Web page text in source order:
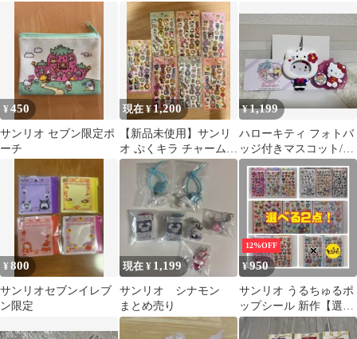
ミ7
¥450
サンリオ セブン限定ポ
ーチ
現在 ¥1,200
【新品未使用】サンリ
オ ぷくキラ チャームシ
ール 7点セット
¥1,199
ハローキティ フォトバ
ッジ付きマスコット/ラ
バマスグミ7
¥800
サンリオセブンイレブ
ン限定
現在 ¥ 1,199
サンリオ シナモン
まとめ売り
12%OFF
¥950
サンリオ うるちゅるポ
ップシール 新作【選べ
る2点 まとめ売り】